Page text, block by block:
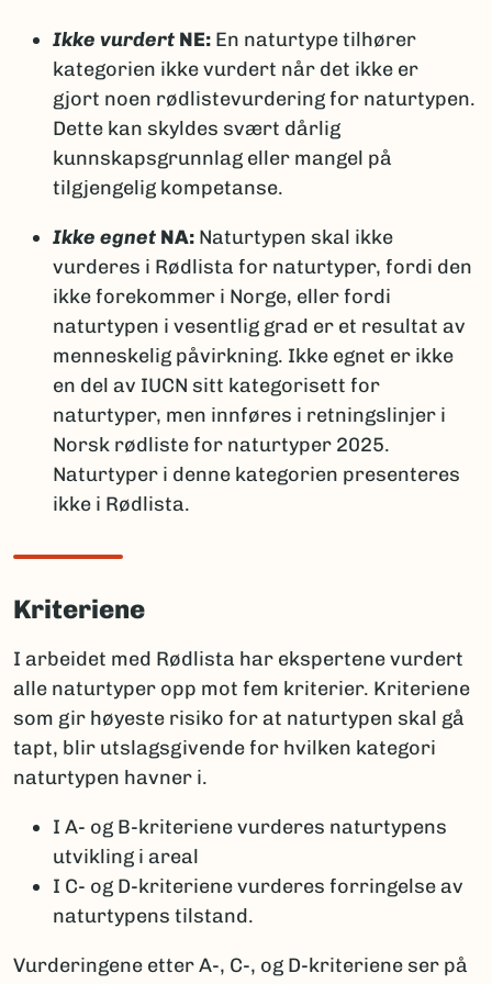
Ikke vurdert NE: En naturtype tilhører
kategorien ikke vurdert når det ikke er
gjort noen rødlistevurdering for naturtypen.
Dette kan skyldes svært dårlig
kunnskapsgrunnlag eller mangel på
tilgjengelig kompetanse.
Ikke egnet NA: Naturtypen skal ikke
vurderes i Rødlista for naturtyper, fordi den
ikke forekommer i Norge, eller fordi
naturtypen i vesentlig grad er et resultat av
menneskelig påvirkning. Ikke egnet er ikke
en del av IUCN sitt kategorisett for
naturtyper, men innføres i retningslinjer i
Norsk rødliste for naturtyper 2025.
Naturtyper i denne kategorien presenteres
ikke i Rødlista.
Kriteriene
I arbeidet med Rødlista har ekspertene vurdert
alle naturtyper opp mot fem kriterier. Kriteriene
som gir høyeste risiko for at naturtypen skal gå
tapt, blir utslagsgivende for hvilken kategori
naturtypen havner i.
I A- og B-kriteriene vurderes naturtypens
utvikling i areal
I C- og D-kriteriene vurderes forringelse av
naturtypens tilstand.
Vurderingene etter A-, C-, og D-kriteriene ser på